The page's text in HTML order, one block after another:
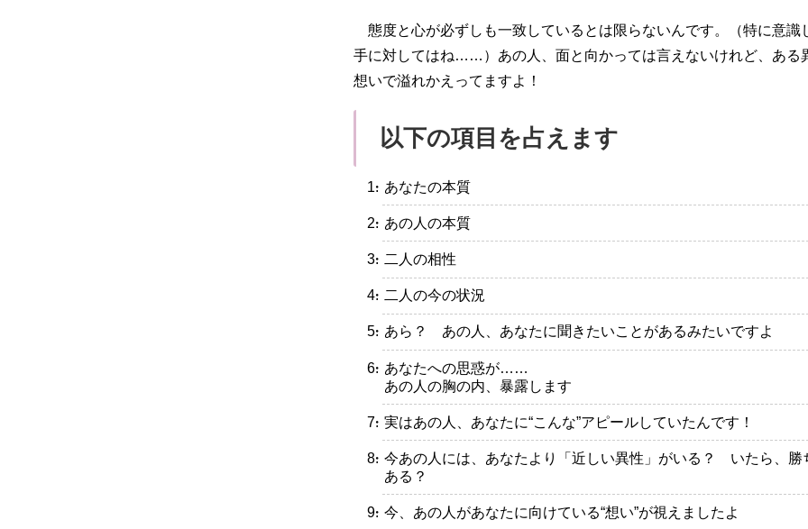
態度と心が必ずしも一致しているとは限らないんです。（特に意識
手に対してはね……）あの人、面と向かっては言えないけれど、ある
想いで溢れかえってますよ！
以下の項目を占えます
・あなたの本質
・あの人の本質
・二人の相性
・二人の今の状況
・あら？ あの人、あなたに聞きたいことがあるみたいですよ
・あなたへの思惑が……
あの人の胸の内、暴露します
・実はあの人、あなたに“こんな”アピールしていたんです！
・今あの人には、あなたより「近しい異性」がいる？ いたら、勝
ある？
・今、あの人があなたに向けている“想い”が視えましたよ